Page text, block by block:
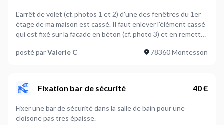
L'arrêt de volet (cf. photos 1 et 2) d'une des fenêtres du 1er
étage de ma maison est cassé. Il faut enlever l'élément cassé
qui est fixé sur la facade en béton (cf. photo 3) et en remettre
posté parValerie C 78360 Montesson
Fixation bar de sécurité 40 €
Fixer une bar de sécurité dans la salle de bain pour une
cloisone pas tres épaisse.